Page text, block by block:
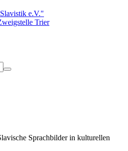
e.V."
Trier
Sprachbilder in kulturellen